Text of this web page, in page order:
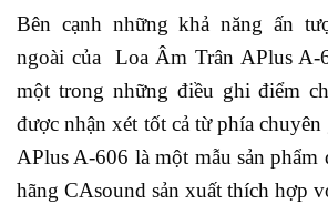
Bên cạnh những khả năng ấn
ngoài của Loa Âm Trân APlus A-
một trong những điều ghi điểm
được nhận xét tốt cả từ phía chuyên
APlus A-606 là một mẫu sản phẩm
hãng CAsound sản xuất thích hợp